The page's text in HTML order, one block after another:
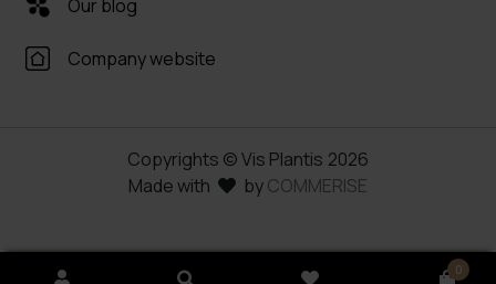
0
Our blog
Company website
Copyrights © Vis Plantis 2026
Made with
byCOMMERISE